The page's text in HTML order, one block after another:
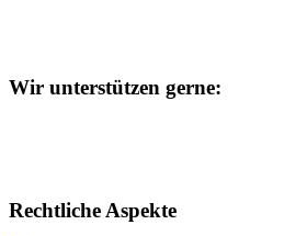
Wir unterstützen gerne:
Rechtliche Aspekte